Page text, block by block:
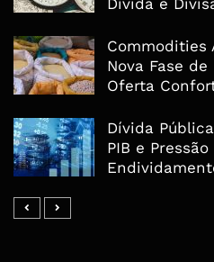
Dívida e
Commodities
Nova Fase
Oferta
Dívida
PIB e